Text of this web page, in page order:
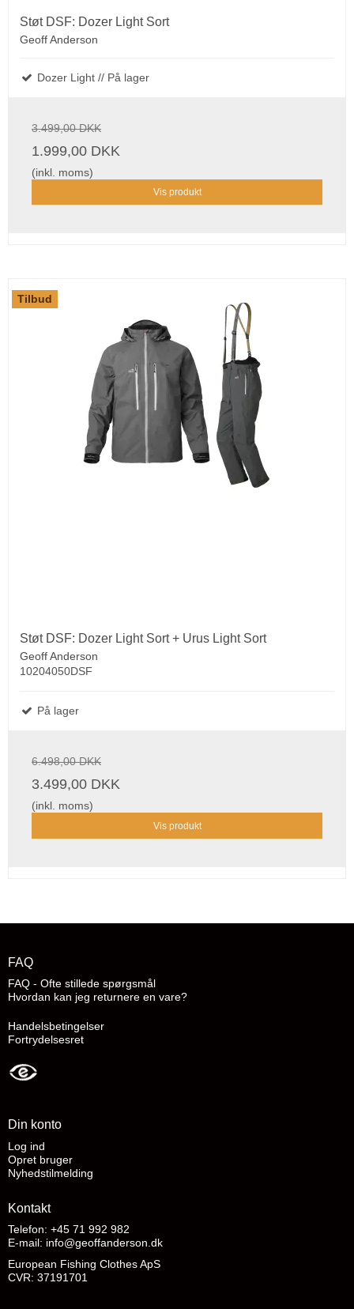
Støt DSF: Dozer Light Sort
Geoff Anderson
Dozer Light // På lager
3.499,00 DKK
1.999,00 DKK
(inkl. moms)
Vis produkt
Tilbud
Støt DSF: Dozer Light Sort + Urus Light Sort
Geoff Anderson
10204050DSF
På lager
6.498,00 DKK
3.499,00 DKK
(inkl. moms)
Vis produkt
FAQ
FAQ - Ofte stillede spørgsmål
Hvordan kan jeg returnere en vare?
Handelsbetingelser
Fortrydelsesret
Din konto
Log ind
Opret bruger
Nyhedstilmelding
Kontakt
Telefon: +45 71 992 982
E-mail: info@geoffanderson.dk
European Fishing Clothes ApS
CVR: 37191701